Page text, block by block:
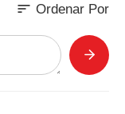
sort Ordenar Por